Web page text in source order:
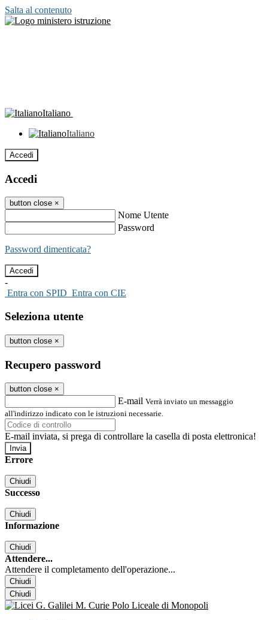
Salta al contenuto
Italiano
Italiano
Accedi
Accedi
button close ×
Nome Utente
Password
Password dimenticata?
-
Entra con SPID Entra con CIE
Seleziona utente
button close ×
Recupero password
button close ×
E-mail Verrà inviato un messaggio
all'indirizzo indicato con le istruzioni necessarie.
E-mail inviata, si prega di controllare la casella di posta elettronica!
Errore
Chiudi
Successo
Chiudi
Informazione
Chiudi
Attendere...
Attendere il completamento dell'operazione...
Chiudi
Chiudi